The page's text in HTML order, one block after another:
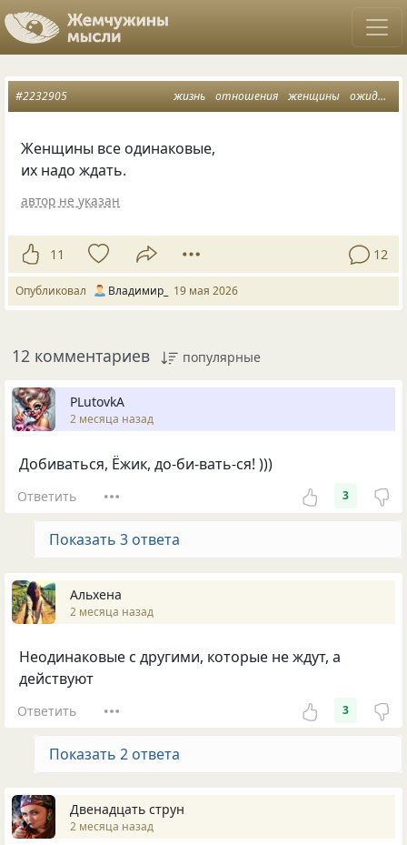
жизнь отношения женщины ожидание
#2232905
Женщины все одинаковые,
их надо ждать.
автор не указан
11 12
Опубликовал Владимир_ 19 мая 2026
12 комментариев популярные
PLutоvkА
2 месяца назад
Добиваться, Ёжик, до-би-вать-ся! )))
Ответить 3
Показать 3 ответа
Альхена
2 месяца назад
Неодинаковые с другими, которые не ждут, а
действуют
Ответить 3
Показать 2 ответа
Двенадцать струн
2 месяца назад